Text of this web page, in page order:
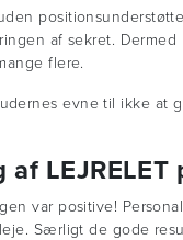
af sekret.
flere.
evne til ikke at
LEJRELET
var positive!
Særligt de gode